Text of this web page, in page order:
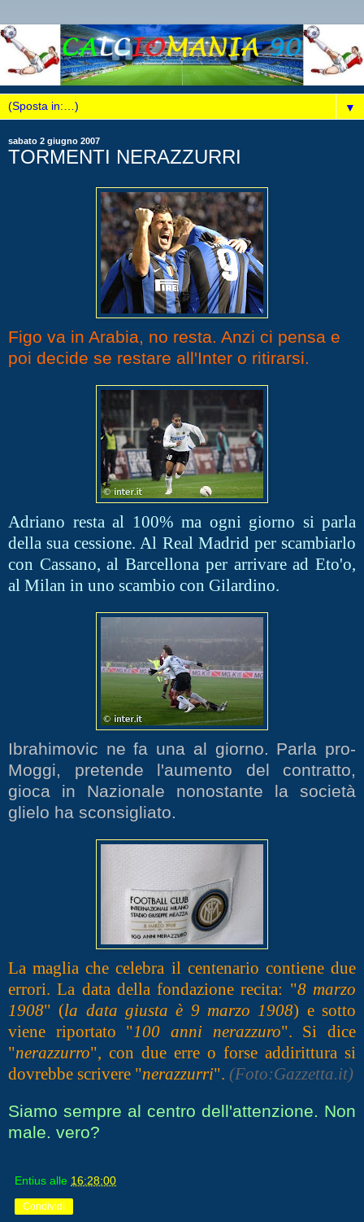
▼
sabato 2 giugno 2007
TORMENTI NERAZZURRI
Figo va in Arabia, no resta. Anzi ci pensa e
poi decide se restare all'Inter o ritirarsi.
Adriano resta al 100% ma ogni giorno si parla
della sua cessione. Al Real Madrid per scambiarlo
con Cassano, al Barcellona per arrivare ad Eto'o,
al Milan in uno scambio con Gilardino.
Ibrahimovic ne fa una al giorno. Parla pro-
Moggi, pretende l'aumento del contratto,
gioca in Nazionale nonostante la società
glielo ha sconsigliato.
La maglia che celebra il centenario contiene due
errori. La data della fondazione recita: "8 marzo
1908" (la data giusta è 9 marzo 1908) e sotto
viene riportato "100 anni nerazzuro". Si dice
"nerazzurro", con due erre o forse addirittura si
dovrebbe scrivere "nerazzurri". (Foto:Gazzetta.it)
Siamo sempre al centro dell'attenzione. Non
male. vero?
Entius alle 16:28:00
Condividi